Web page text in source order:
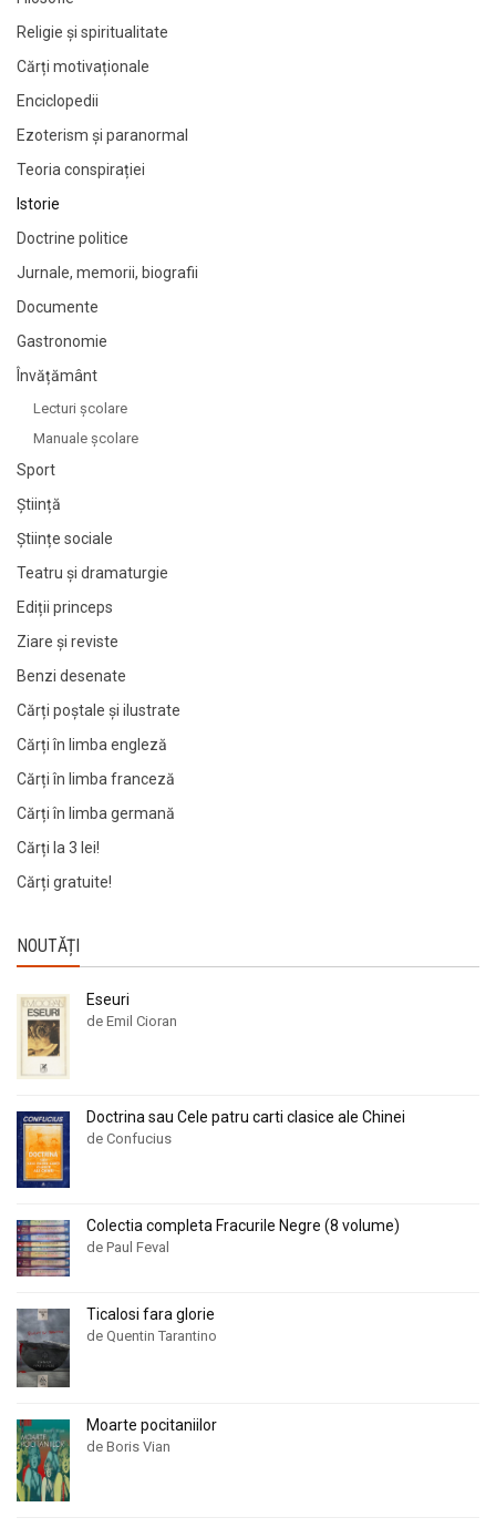
Religie și spiritualitate
Cărți motivaționale
Enciclopedii
Ezoterism și paranormal
Teoria conspirației
Istorie
Doctrine politice
Jurnale, memorii, biografii
Documente
Gastronomie
Învățământ
Lecturi şcolare
Manuale şcolare
Sport
Știință
Științe sociale
Teatru și dramaturgie
Ediții princeps
Ziare şi reviste
Benzi desenate
Cărți poștale și ilustrate
Cărți în limba engleză
Cărți în limba franceză
Cărți în limba germană
Cărți la 3 lei!
Cărți gratuite!
NOUTĂȚI
Eseuri
de Emil Cioran
Doctrina sau Cele patru carti clasice ale Chinei
de Confucius
Colectia completa Fracurile Negre (8 volume)
de Paul Feval
Ticalosi fara glorie
de Quentin Tarantino
Moarte pocitaniilor
de Boris Vian